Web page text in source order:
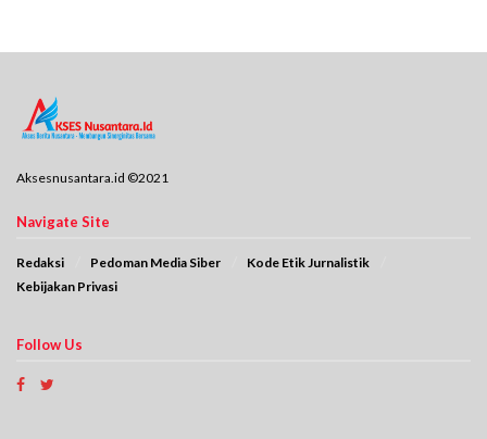
Aksesnusantara.id ©2021
Navigate Site
Redaksi Pedoman Media Siber
Kode Etik Jurnalistik
Kebijakan Privasi
Follow Us